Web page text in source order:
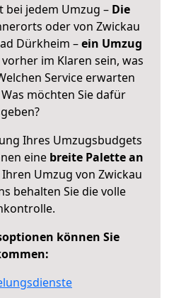
bei jedem Umzug – Die
oder von Zwickau
Dürkheim –ein Umzug
im Klaren sein, was
Service erwarten
möchten Sie dafür
Ihres Umzugsbudgets
eine breite Palette an
Umzug von Zwickau
behalten Sie die volle
können Sie